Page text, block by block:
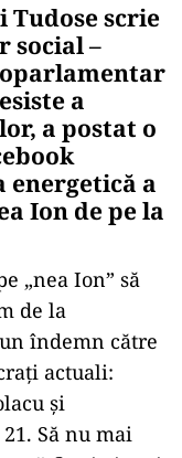
scrie
social –
a
a postat o
a
Ion de pe la
„nea Ion” să
de la
îndemn către
actuali:
și
Să nu mai